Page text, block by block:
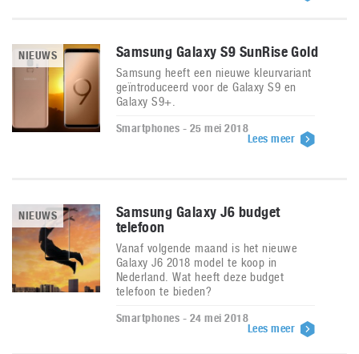
NIEUWS Samsung Galaxy S9 SunRise Gold
Samsung heeft een nieuwe kleurvariant
geïntroduceerd voor de Galaxy S9 en
Galaxy S9+.
Smartphones - 25 mei 2018
Lees meer
NIEUWS
Samsung Galaxy J6 budget
telefoon
Vanaf volgende maand is het nieuwe
Galaxy J6 2018 model te koop in
Nederland. Wat heeft deze budget
telefoon te bieden?
Smartphones - 24 mei 2018
Lees meer